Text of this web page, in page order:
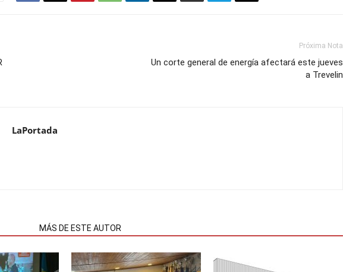
Próxima Nota
Un corte general de energía afectará este jueves
a Trevelin
LaPortada
MÁS DE ESTE AUTOR